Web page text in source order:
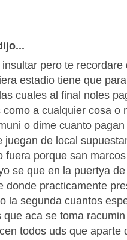
pero te
estadio tiene que
cuales al final noles
como a cualquier cosa o
o dime cuanto
juegan de local
fuera porque san
se que en la puertya
donde practicamente
la segunda cuantos
que aca se toma
todos uds que aparte